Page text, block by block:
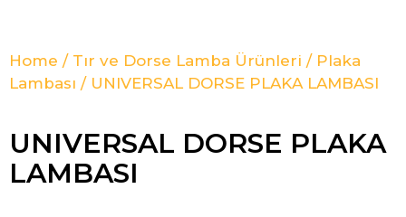
Home / Tır ve Dorse Lamba Ürünleri / Plaka
Lambası / UNIVERSAL DORSE PLAKA LAMBASI
UNIVERSAL DORSE PLAKA
LAMBASI